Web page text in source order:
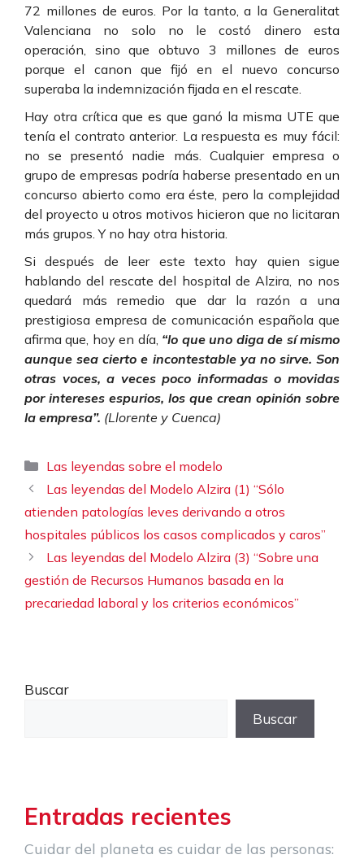
72 millones de euros. Por la tanto, a la Generalitat
Valenciana no solo no le costó dinero esta
operación, sino que obtuvo 3 millones de euros
porque el canon que fijó en el nuevo concurso
superaba la indemnización fijada en el rescate.
Hay otra crítica que es que ganó la misma UTE que
tenía el contrato anterior. La respuesta es muy fácil:
no se presentó nadie más. Cualquier empresa o
grupo de empresas podría haberse presentado en un
concurso abierto como era éste, pero la complejidad
del proyecto u otros motivos hicieron que no licitaran
más grupos. Y no hay otra historia.
Si después de leer este texto hay quien sigue
hablando del rescate del hospital de Alzira, no nos
quedará más remedio que dar la razón a una
prestigiosa empresa de comunicación española que
afirma que, hoy en día, “lo que uno diga de sí mismo
aunque sea cierto e incontestable ya no sirve. Son
otras voces, a veces poco informadas o movidas
por intereses espurios, los que crean opinión sobre
la empresa”. (Llorente y Cuenca)
Categorías
Las leyendas sobre el modelo
Las leyendas del Modelo Alzira (1) “Sólo
atienden patologías leves derivando a otros
hospitales públicos los casos complicados y caros”
Las leyendas del Modelo Alzira (3) “Sobre una
gestión de Recursos Humanos basada en la
precariedad laboral y los criterios económicos”
Buscar
Buscar
Entradas recientes
Cuidar del planeta es cuidar de las personas: